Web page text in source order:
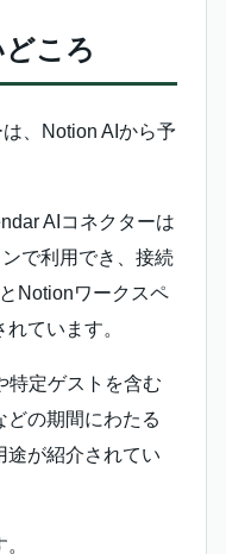
ころ
、Notion AIから予
AIコネクターは
で利用でき、接続
Notionワークスペ
ています。
特定ゲストを含む
どの期間にわたる
途が紹介されてい